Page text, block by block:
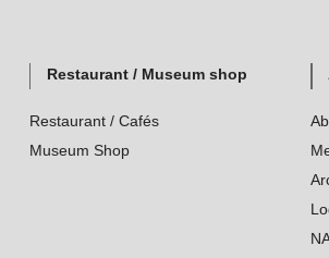
Restaurant / Museum shop
Restaurant / Cafés
Museum Shop